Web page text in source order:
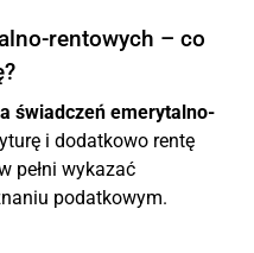
rentowych – co
świadczeń emerytalno-
i dodatkowo rentę
pełni wykazać
podatkowym.